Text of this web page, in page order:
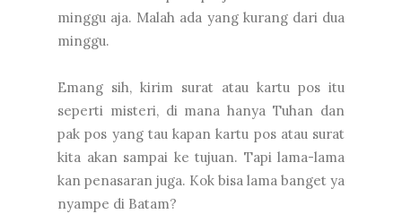
minggu aja. Malah ada yang kurang dari dua
minggu.
Emang sih, kirim surat atau kartu pos itu
seperti misteri, di mana hanya Tuhan dan
pak pos yang tau kapan kartu pos atau surat
kita akan sampai ke tujuan. Tapi lama-lama
kan penasaran juga. Kok bisa lama banget ya
nyampe di Batam?